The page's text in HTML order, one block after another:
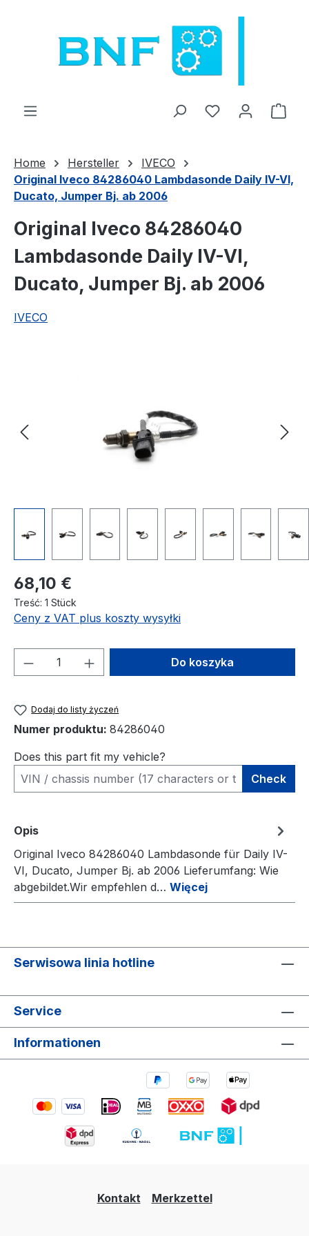
Masz 0
Home Hersteller
IVECO
Original Iveco 84286040 Lambdasonde Daily IV-VI,
Ducato, Jumper Bj. ab 2006
Original Iveco 84286040
Lambdasonde Daily IV-VI,
Ducato, Jumper Bj. ab 2006
IVECO
Cena regularna:
68,10 €
Treść: 1 Stück
Ceny z VAT plus koszty wysyłki
Ilość produktu: Wprowadź żądaną
Do koszyka
Dodaj do listy życzeń
Numer produktu: 84286040
Does this part fit my vehicle?
Check
Opis
Original Iveco 84286040 Lambdasonde für Daily IV-
VI, Ducato, Jumper Bj. ab 2006 Lieferumfang: Wie
abgebildet.Wir empfehlen d… Więcej
Serwisowa linia hotline
Service
Informationen
Kontakt Merkzettel